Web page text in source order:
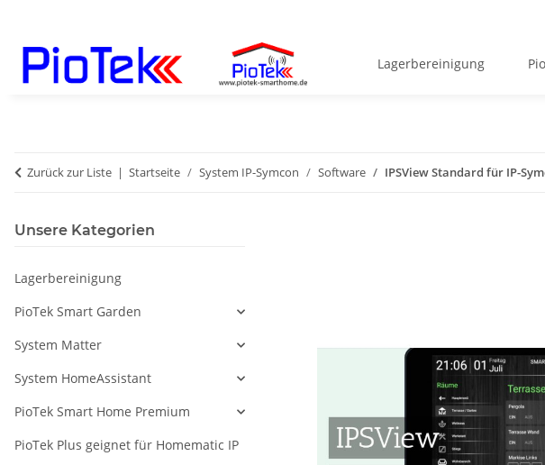
Lagerbereinigung
Zurück zur Liste Startseite System IP-Symcon Software IPSView Standard für IP-
Unsere Kategorien
Lagerbereinigung
PioTek Smart Garden
System Matter
System HomeAssistant
PioTek Smart Home Premium
PioTek Plus geignet für Homematic IP